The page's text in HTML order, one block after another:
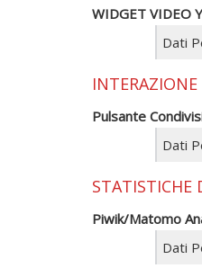
WIDGET VIDEO
Dati
Pulsante
Dati
STATISTICHE
Piwik/Matomo
Dati